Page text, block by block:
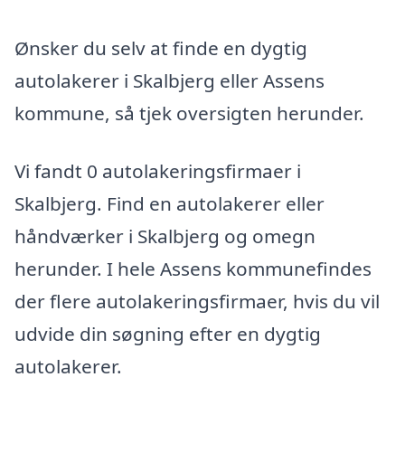
Ønsker du selv at finde en dygtig
autolakerer i Skalbjerg eller Assens
kommune, så tjek oversigten herunder.
Vi fandt 0 autolakeringsfirmaer i
Skalbjerg. Find en autolakerer eller
håndværker i Skalbjerg og omegn
herunder. I hele Assens kommunefindes
der flere autolakeringsfirmaer, hvis du vil
udvide din søgning efter en dygtig
autolakerer.